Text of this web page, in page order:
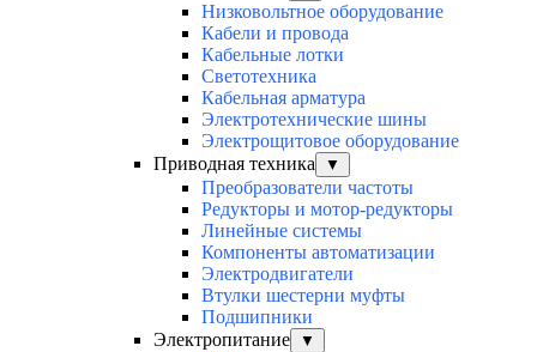
Низковольтное оборудование
Кабели и провода
Кабельные лотки
Светотехника
Кабельная арматура
Электротехнические шины
Электрощитовое оборудование
Приводная техника
▼
Преобразователи частоты
Редукторы и мотор-редукторы
Линейные системы
Компоненты автоматизации
Электродвигатели
Втулки шестерни муфты
Подшипники
Электропитание
▼